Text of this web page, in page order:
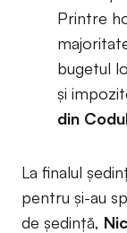
Printre
bugetul
și
din
La finalul
pentru și-au
de ședință,